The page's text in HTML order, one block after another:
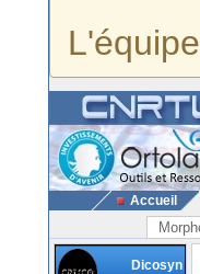
Accueil
Dicosyn